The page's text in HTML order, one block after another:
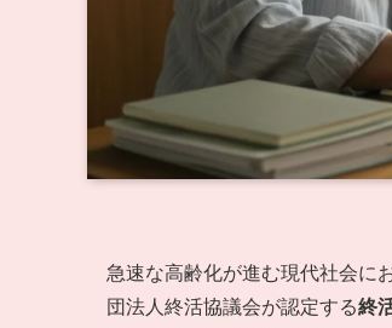
急速な高齢化が進む現代社会に
団法人終活協議会が認定する終